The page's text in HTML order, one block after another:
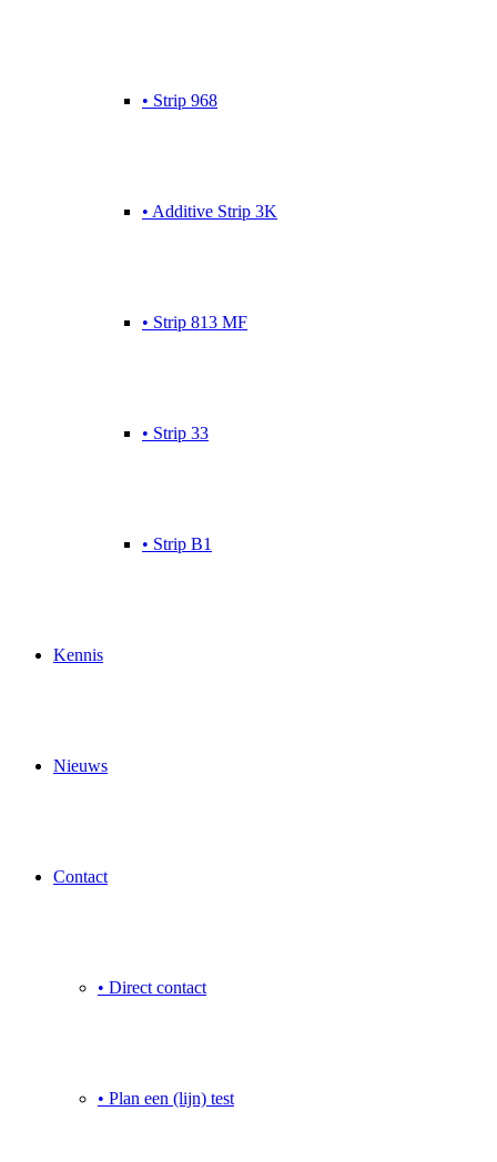
• Strip 968
• Additive Strip 3K
• Strip 813 MF
• Strip 33
• Strip B1
Kennis
Nieuws
Contact
• Direct contact
• Plan een (lijn) test